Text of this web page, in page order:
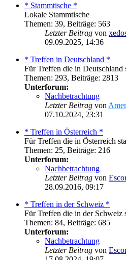
* Stammtische *
Lokale Stammtische
Themen: 39, Beiträge: 563
Letzter Beitrag von
09.09.2025, 14:36
* Treffen in Deutschland *
Für Treffen die in Deutschland
Themen: 293, Beiträge: 2813
Unterforum:
Nachbetrachtung
Letzter Beitrag von
07.10.2024, 23:31
* Treffen in Österreich *
Für Treffen die in Österreich
Themen: 25, Beiträge: 216
Unterforum:
Nachbetrachtung
Letzter Beitrag von
28.09.2016, 09:17
* Treffen in der Schweiz *
Für Treffen die in der Schweiz
Themen: 84, Beiträge: 685
Unterforum:
Nachbetrachtung
Letzter Beitrag von